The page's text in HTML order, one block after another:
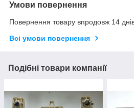
Умови повернення
Повернення товару впродовж 14
Всі умови повернення
Подібні товари компанії